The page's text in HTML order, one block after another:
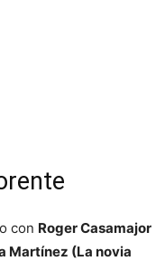
con Roger Casamajor
Martínez (La novia